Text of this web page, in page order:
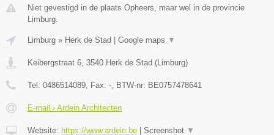
Niet gevestigd in de plaats Opheers, maar wel in de provincie
Limburg.
Limburg » Herk de Stad Google maps ▼
Keibergstraat 6, 3540 Herk de Stad (Limburg)
Tel: 0486514089, Fax: -, BTW-nr: BE0757478641
E-mail › Ardein Architecten
Website: https://www.ardein.be Screenshot ▼